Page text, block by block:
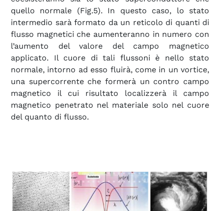
quello normale (Fig.5). In questo caso, lo stato
intermedio sarà formato da un reticolo di quanti di
flusso magnetici che aumenteranno in numero con
l’aumento del valore del campo magnetico
applicato. Il cuore di tali flussoni è nello stato
normale, intorno ad esso fluirà, come in un vortice,
una supercorrente che formerà un contro campo
magnetico il cui risultato localizzerà il campo
magnetico penetrato nel materiale solo nel cuore
del quanto di flusso.